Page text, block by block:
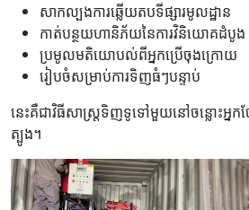
សាកល្បងការឆ្លើយតបទីផ្សារមូលដ្ឋាន
កាត់បន្ថយហានិភ័យនៃការវិនិយោគដំបូង
ប្រមូលមតិយោបល់ពីអ្នកប្រើចុងក្រោយ
រៀបចំសម្រាប់ការទិញធំៗបន្ទាប់
នេះគឺជាវិធីសាស្ត្រទិញទូទៅមួយនៅចន្លោះអ្នក
ត្បូង។